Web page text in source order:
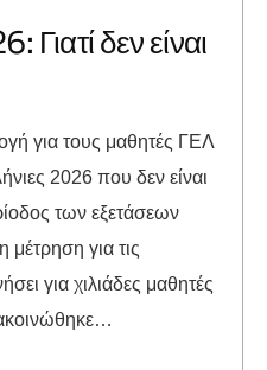
Γιατί δεν είναι
για τους μαθητές ΓΕΛ
2026 που δεν είναι
των εξετάσεων
μέτρηση για τις
για χιλιάδες μαθητές